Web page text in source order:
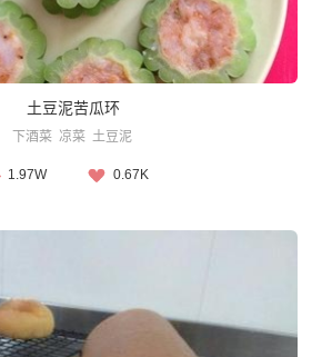
土豆泥苦瓜环
下酒菜 凉菜 土豆泥
1.97W 0.67K